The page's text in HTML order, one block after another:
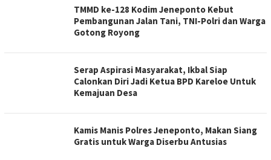
TMMD ke-128 Kodim Jeneponto Kebut
Pembangunan Jalan Tani, TNI-Polri dan Warga
Gotong Royong
Serap Aspirasi Masyarakat, Ikbal Siap
Calonkan Diri Jadi Ketua BPD Kareloe Untuk
Kemajuan Desa
Kamis Manis Polres Jeneponto, Makan Siang
Gratis untuk Warga Diserbu Antusias